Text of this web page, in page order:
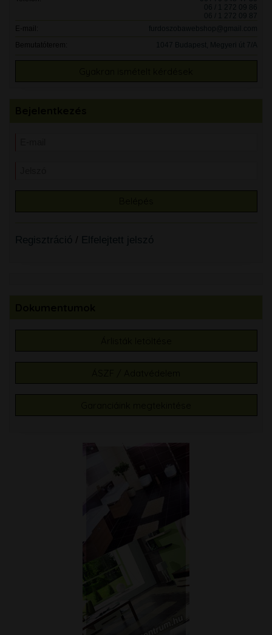
06 / 1 272 09 86
06 / 1 272 09 87
furdoszobawebshop@gmail.com
Bemutatóterem:
1047 Budapest, Megyeri út 7/A
Regisztráció / Elfelejtett jelszó